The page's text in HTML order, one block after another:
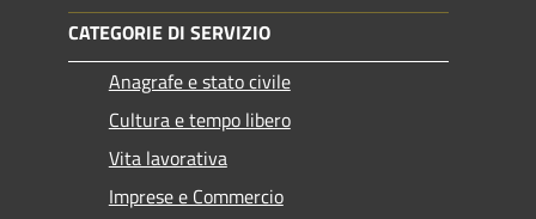
CATEGORIE DI SERVIZIO
Anagrafe e stato civile
Cultura e tempo libero
Vita lavorativa
Imprese e Commercio